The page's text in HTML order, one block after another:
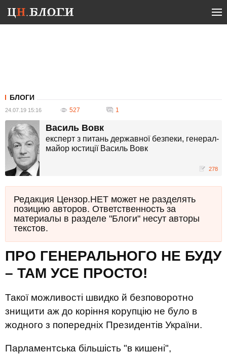
БЛОГИ
24.07.19 15:16 527 1
Василь Вовк
експерт з питань державної безпеки, генерал-
майор юстиції Василь Вовк
278
Редакция Цензор.НЕТ может не разделять
позицию авторов. Ответственность за
материалы в разделе "Блоги" несут авторы
текстов.
ПРО ГЕНЕРАЛЬНОГО НЕ БУДУ
– ТАМ УСЕ ПРОСТО!
Такої можливості швидко й безповоротно
знищити аж до коріння корупцію не було в
жодного з попередніх Президентів України.
Парламентська більшість "в кишені",